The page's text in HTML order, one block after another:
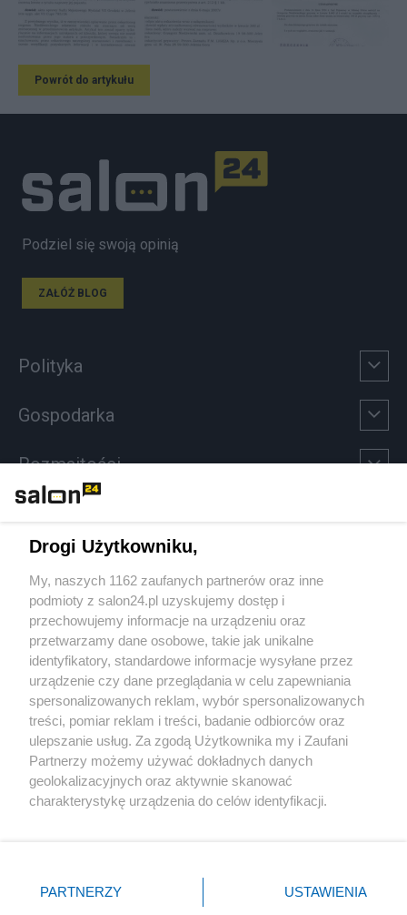
Powrót do artykułu
Podziel się swoją opinią
ZAŁÓŻ BLOG
Polityka
Gospodarka
Rozmaitości
Sport
Społeczeństwo
Kultura
X Facebook Instagram Youtube
Drogi Użytkowniku,
My, naszych 1162 zaufanych partnerów oraz inne
podmioty z salon24.pl uzyskujemy dostęp i
przechowujemy informacje na urządzeniu oraz
przetwarzamy dane osobowe, takie jak unikalne
identyfikatory, standardowe informacje wysyłane przez
urządzenie czy dane przeglądania w celu zapewniania
spersonalizowanych reklam, wybór spersonalizowanych
treści, pomiar reklam i treści, badanie odbiorców oraz
ulepszanie usług. Za zgodą Użytkownika my i Zaufani
Partnerzy możemy używać dokładnych danych
geolokalizacyjnych oraz aktywnie skanować
charakterystykę urządzenia do celów identyfikacji.
zmienić/wycofać klikając przycisk ustawień prywatności
znajdujący się w lewym dolnym rogu strony
PARTNERZY USTAWIENIA